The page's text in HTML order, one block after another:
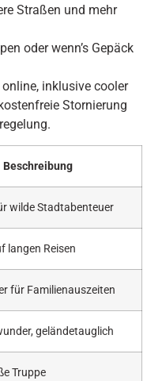
Straßen und mehr
oder wenn’s Gepäck
inklusive cooler
Stornierung
Beschreibung
wilde Stadtabenteuer
langen Reisen
für Familienauszeiten
geländetauglich
Truppe